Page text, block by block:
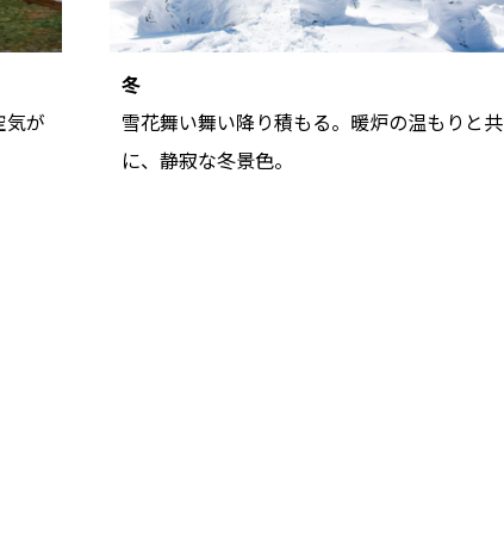
気が
冬
雪花舞い舞い降り積もる。暖炉の温もりと共
に、静寂な冬景色。